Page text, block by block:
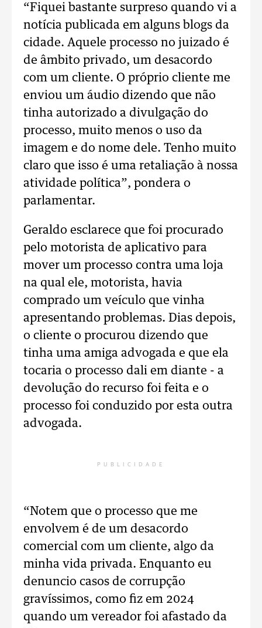
“Fiquei bastante surpreso quando vi a
notícia publicada em alguns blogs da
cidade. Aquele processo no juizado é
de âmbito privado, um desacordo
com um cliente. O próprio cliente me
enviou um áudio dizendo que não
tinha autorizado a divulgação do
processo, muito menos o uso da
imagem e do nome dele. Tenho muito
claro que isso é uma retaliação à nossa
atividade política”, pondera o
parlamentar.
Geraldo esclarece que foi procurado
pelo motorista de aplicativo para
mover um processo contra uma loja
na qual ele, motorista, havia
comprado um veículo que vinha
apresentando problemas. Dias depois,
o cliente o procurou dizendo que
tinha uma amiga advogada e que ela
tocaria o processo dali em diante - a
devolução do recurso foi feita e o
processo foi conduzido por esta outra
advogada.
PUBLICIDADE
“Notem que o processo que me
envolvem é de um desacordo
comercial com um cliente, algo da
minha vida privada. Enquanto eu
denuncio casos de corrupção
gravíssimos, como fiz em 2024
quando um vereador foi afastado da